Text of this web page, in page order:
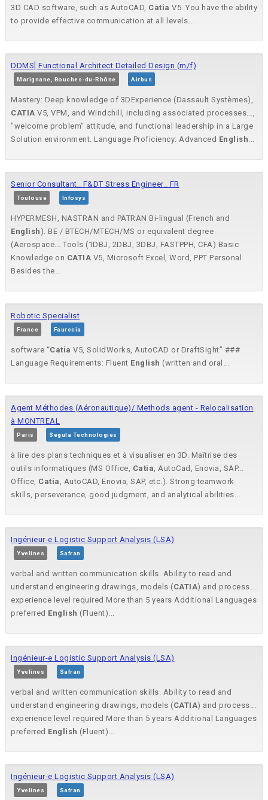
3D CAD software, such as AutoCAD, Catia V5. You have the ability
to provide effective communication at all levels...
DDMS] Functional Architect Detailed Design (m/f)
Marignane, Bouches-du-Rhône Airbus
Mastery: Deep knowledge of 3DExperience (Dassault Systèmes),
CATIA V5, VPM, and Windchill, including associated processes...,
"welcome problem" attitude, and functional leadership in a Large
Solution environment. Language Proficiency: Advanced English...
Senior Consultant_ F&DT Stress Engineer_ FR
Toulouse Infosys
HYPERMESH, NASTRAN and PATRAN Bi-lingual (French and
English ). BE / BTECH/MTECH/MS or equivalent degree
(Aerospace... Tools (1DBJ, 2DBJ, 3DBJ, FASTPPH, CFA) Basic
Knowledge on CATIA V5, Microsoft Excel, Word, PPT Personal
Besides the...
Robotic Specialist
France Faurecia
software “Catia V5, SolidWorks, AutoCAD or DraftSight” ###
Language Requirements: Fluent English (written and oral...
Agent Méthodes (Aéronautique)/ Methods agent - Relocalisation
à MONTREAL
Paris Segula Technologies
à lire des plans techniques et à visualiser en 3D. Maîtrise des
outils informatiques (MS Office, Catia, AutoCad, Enovia, SAP...
Office, Catia, AutoCAD, Enovia, SAP, etc.). Strong teamwork
skills, perseverance, good judgment, and analytical abilities...
Ingénieur-e Logistic Support Analysis (LSA)
Yvelines Safran
verbal and written communication skills. Ability to read and
understand engineering drawings, models (CATIA) and process...
experience level required More than 5 years Additional Languages
preferred English (Fluent)...
Ingénieur-e Logistic Support Analysis (LSA)
Yvelines Safran
verbal and written communication skills. Ability to read and
understand engineering drawings, models (CATIA) and process...
experience level required More than 5 years Additional Languages
preferred English (Fluent)...
Ingénieur-e Logistic Support Analysis (LSA)
Yvelines Safran